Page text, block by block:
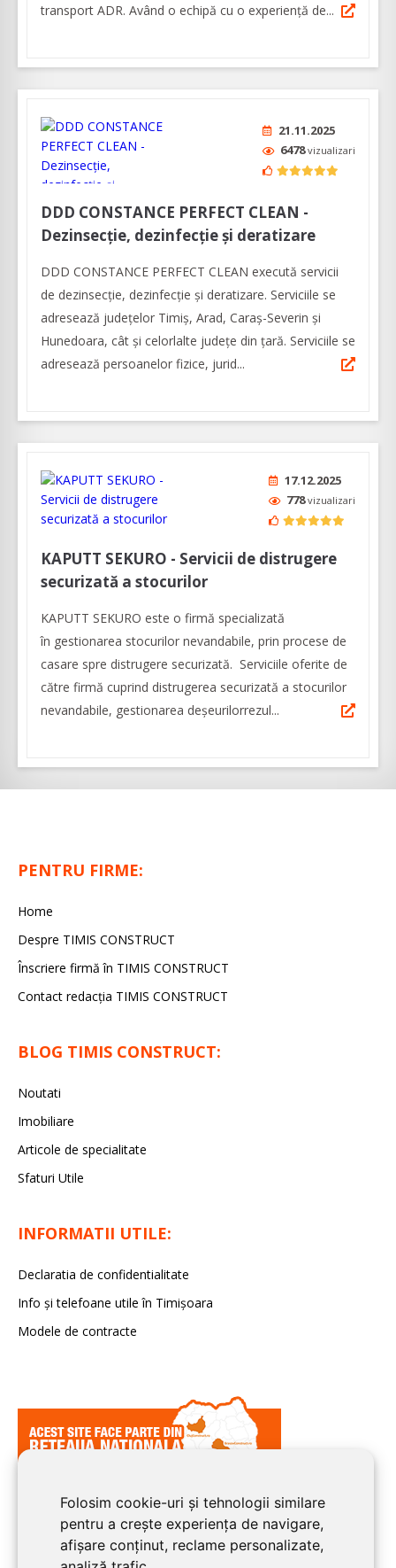
Folosim cookie-uri și tehnologii similare
pentru a crește experiența de navigare,
afișare conținut, reclame personalizate,
transport ADR. Având o echipă cu o experienţă de...
21.11.2025
6478vizualizari
DDD CONSTANCE PERFECT CLEAN -
Dezinsecție, dezinfecție și deratizare
DDD CONSTANCE PERFECT CLEAN execută servicii
de dezinsecție, dezinfecție și deratizare. Serviciile se
adresează județelor Timiș, Arad, Caraș-Severin și
Hunedoara, cât și celorlalte județe din țară. Serviciile se
adresează persoanelor fizice, jurid...
17.12.2025
778vizualizari
KAPUTT SEKURO - Servicii de distrugere
securizată a stocurilor
KAPUTT SEKURO este o firmă specializată
în gestionarea stocurilor nevandabile, prin procese de
casare spre distrugere securizată. Serviciile oferite de
către firmă cuprind distrugerea securizată a stocurilor
nevandabile, gestionarea deșeurilorrezul...
PENTRU FIRME:
Home
Despre TIMIS CONSTRUCT
Înscriere firmă în TIMIS CONSTRUCT
Contact redacția TIMIS CONSTRUCT
BLOG TIMIS CONSTRUCT:
Noutati
Imobiliare
Articole de specialitate
Sfaturi Utile
INFORMATII UTILE:
Declaratia de confidentialitate
Info și telefoane utile în Timișoara
Modele de contracte